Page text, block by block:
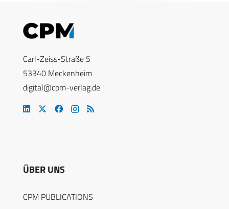
Carl-Zeiss-Straße 5
53340 Meckenheim
digital@cpm-verlag.de
ÜBER UNS
CPM PUBLICATIONS